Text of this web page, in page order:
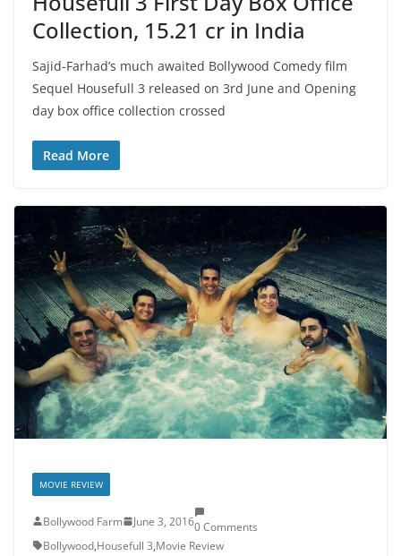
Collection, 15.21 cr in India
Sajid-Farhad’s much awaited Bollywood Comedy film
Sequel Housefull 3 released on 3rd June and Opening
day box office collection crossed
Read More
MOVIE REVIEW
Bollywood Farm June 3, 20160 Comments
Bollywood,Housefull 3,Movie Review